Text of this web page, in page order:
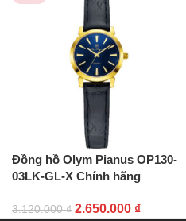
Đồng hồ Olym Pianus OP130-
03LK-GL-X Chính hãng
3.120.000₫ 2.650.000 ₫